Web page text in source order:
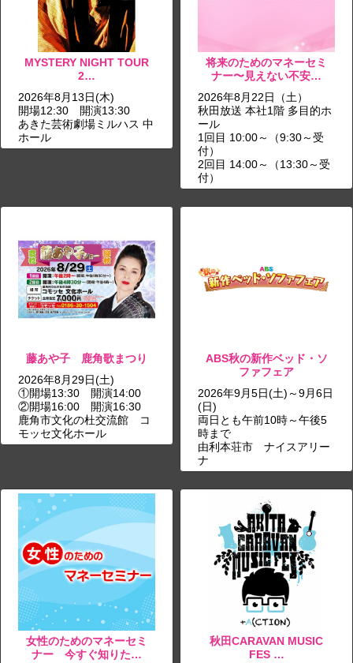
MYSTERY NIGHT TOUR
2…
2026年8月13日(木)
開場12:30 開演13:30
あきた芸術劇場ミルハス 中
ホール
将来のためのマネーセミ
ナー〜見えない不安…
2026年8月22日（土）
秋田放送 本社1階 多目的ホ
ール
1回目 10:00～（9:30～受
付）
2回目 14:00～（13:30～受
付）
藤あや子 鹿角歌まつり
2026年8月29日(土)
①開場13:30 開演14:00
②開場16:00 開演16:30
鹿角市文化の杜交流館 コ
モッセ文化ホール
ABS秋の新作ベッド・ソ
ファフェア
2026年9月5日(土)～9月6日
(日)
両日とも午前10時～午後5
時まで
由利本荘市 ナイスアリー
ナ
女性のためのマネーセミ
ナー 今すぐ知りた…
秋田CARAVAN MUSIC
FES …